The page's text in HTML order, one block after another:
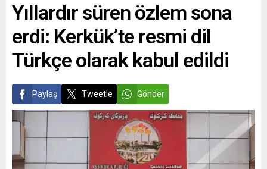
Yıllardır süren özlem sona
erdi: Kerkük’te resmi dil
Türkçe olarak kabul edildi
Paylaş Tweetle Gönder